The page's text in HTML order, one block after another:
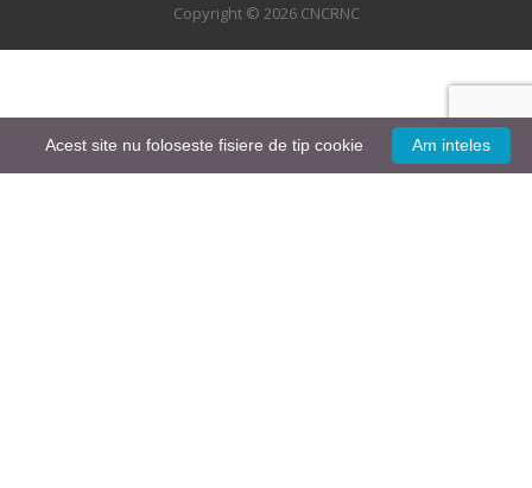
Copyright © 2026 CNCRNC
Am inteles
Acest site nu foloseste fisiere de tip cookie